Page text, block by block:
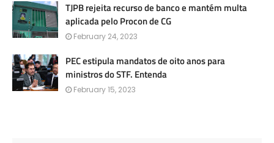
TJPB rejeita recurso de banco e mantém multa
aplicada pelo Procon de CG
February 24, 2023
PEC estipula mandatos de oito anos para
ministros do STF. Entenda
February 15, 2023